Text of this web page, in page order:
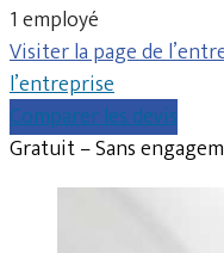
1 employé
Visiter la page de
l’entreprise
Comparer les devis
Gratuit – Sans